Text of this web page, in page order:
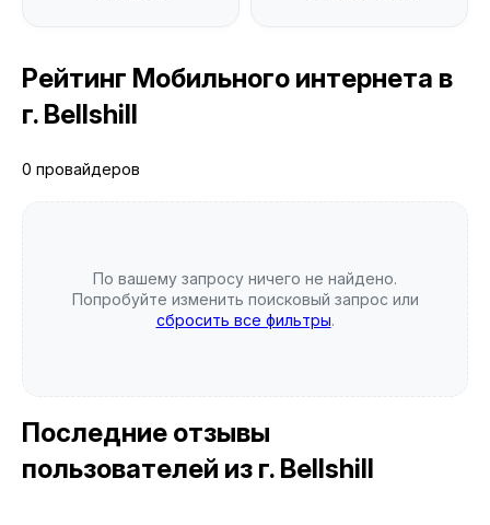
Рейтинг Мобильного интернета в
г. Bellshill
0 провайдеров
По вашему запросу ничего не найдено.
Попробуйте изменить поисковый запрос или
сбросить все фильтры.
Последние отзывы
пользователей из г. Bellshill